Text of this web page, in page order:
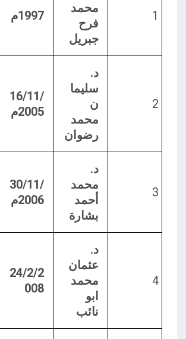
1
محمد
فرح
جبريل
1997م
2
د.
سليما
ن
محمد
رضوان
16/11/
2005م
3
د.
محمد
أحمد
بشارة
30/11/
2006م
4
د.
عثمان
محمد
ابو
نائب
24/2/2
008